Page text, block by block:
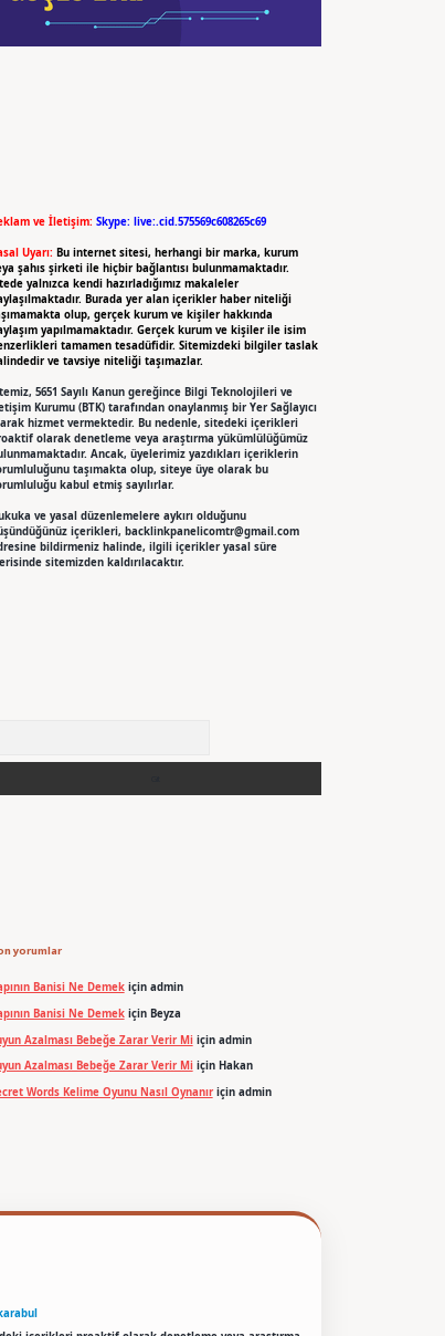
ve İletişim: Skype: live:.cid.575569c608265c69
Uyarı: Bu internet sitesi, herhangi bir marka, kurum
şahıs şirketi ile hiçbir bağlantısı bulunmamaktadır.
yalnızca kendi hazırladığımız makaleler
Burada yer alan içerikler haber niteliği
olup, gerçek kurum ve kişiler hakkında
yapılmamaktadır. Gerçek kurum ve kişiler ile isim
tamamen tesadüfidir. Sitemizdeki bilgiler taslak
ve tavsiye niteliği taşımazlar.
5651 Sayılı Kanun gereğince Bilgi Teknolojileri ve
Kurumu (BTK) tarafından onaylanmış bir Yer Sağlayıcı
hizmet vermektedir. Bu nedenle, sitedeki içerikleri
olarak denetleme veya araştırma yükümlülüğümüz
Ancak, üyelerimiz yazdıkları içeriklerin
taşımakta olup, siteye üye olarak bu
kabul etmiş sayılırlar.
ve yasal düzenlemelere aykırı olduğunu
içerikleri, backlinkpanelicomtr@gmail.com
bildirmeniz halinde, ilgili içerikler yasal süre
sitemizden kaldırılacaktır.
yorumlar
Banisi Ne Demekiçin admin
Banisi Ne Demekiçin Beyza
Azalması Bebeğe Zarar Verir Miiçin admin
Azalması Bebeğe Zarar Verir Miiçin Hakan
Words Kelime Oyunu Nasıl Oynanıriçin admin